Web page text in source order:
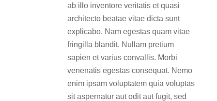
ab illo inventore veritatis et quasi
architecto beatae vitae dicta sunt
explicabo. Nam egestas quam vitae
fringilla blandit. Nullam pretium
sapien et varius convallis. Morbi
venenatis egestas consequat. Nemo
enim ipsam voluptatem quia voluptas
sit aspernatur aut odit aut fugit, sed